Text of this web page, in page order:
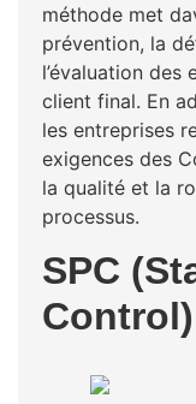
méthode met
prévention, la
l’évaluation
client final. En
les entreprises
exigences des
la qualité et la
processus.
SPC
Control)